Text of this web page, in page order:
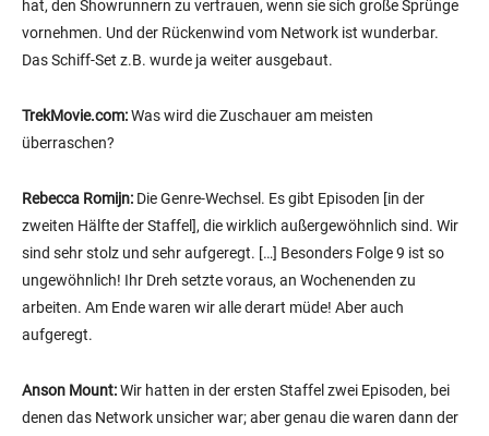
hat, den Showrunnern zu vertrauen, wenn sie sich große Sprünge
vornehmen. Und der Rückenwind vom Network ist wunderbar.
Das Schiff-Set z.B. wurde ja weiter ausgebaut.
TrekMovie.com:Was wird die Zuschauer am meisten
überraschen?
Rebecca Romijn: Die Genre-Wechsel. Es gibt Episoden [in der
zweiten Hälfte der Staffel], die wirklich außergewöhnlich sind. Wir
sind sehr stolz und sehr aufgeregt. […] Besonders Folge 9 ist so
ungewöhnlich! Ihr Dreh setzte voraus, an Wochenenden zu
arbeiten. Am Ende waren wir alle derart müde! Aber auch
aufgeregt.
Anson Mount:Wir hatten in der ersten Staffel zwei Episoden, bei
denen das Network unsicher war; aber genau die waren dann der